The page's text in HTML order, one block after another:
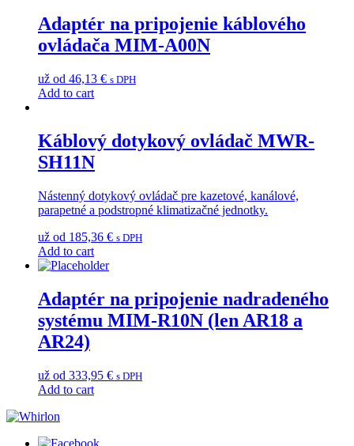
Adaptér na pripojenie káblového
ovládača MIM-A00N
už od 46,13 € s DPH
Add to cart
Káblový dotykový ovládač MWR-
SH11N
Nástenný dotykový ovládač pre kazetové, kanálové,
parapetné a podstropné klimatizačné jednotky.
už od 185,36 € s DPH
Add to cart
Adaptér na pripojenie nadradeného
systému MIM-R10N (len AR18 a
AR24)
už od 333,95 € s DPH
Add to cart